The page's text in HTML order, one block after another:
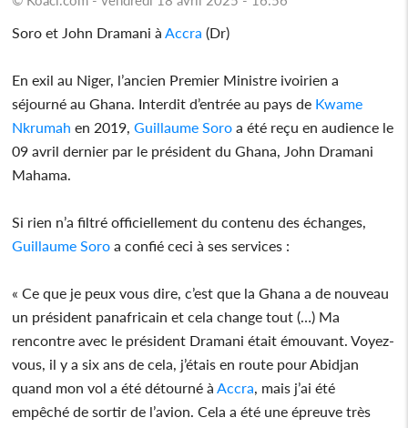
Soro et John Dramani à Accra (Dr)
En exil au Niger, l’ancien Premier Ministre ivoirien a
séjourné au Ghana. Interdit d’entrée au pays de Kwame
Nkrumah en 2019,Guillaume Soro a été reçu en audience le
09 avril dernier par le président du Ghana, John Dramani
Mahama.
Si rien n’a filtré officiellement du contenu des échanges,
Guillaume Soro a confié ceci à ses services :
« Ce que je peux vous dire, c’est que la Ghana a de nouveau
un président panafricain et cela change tout (…) Ma
rencontre avec le président Dramani était émouvant. Voyez-
vous, il y a six ans de cela, j’étais en route pour Abidjan
quand mon vol a été détourné à Accra , mais j’ai été
empêché de sortir de l’avion. Cela a été une épreuve très